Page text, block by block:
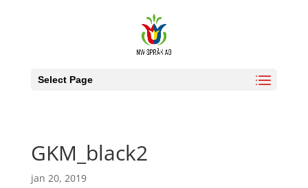
Select Page
GKM_black2
jan 20, 2019